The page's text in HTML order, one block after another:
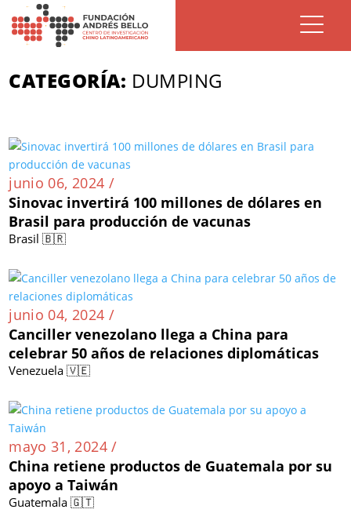
CATEGORÍA: DUMPING
junio 06, 2024 /
Sinovac invertirá 100 millones de dólares en
Brasil para producción de vacunas
Brasil 🇧🇷
junio 04, 2024 /
Canciller venezolano llega a China para
celebrar 50 años de relaciones diplomáticas
Venezuela 🇻🇪
mayo 31, 2024 /
China retiene productos de Guatemala por su
apoyo a Taiwán
Guatemala 🇬🇹